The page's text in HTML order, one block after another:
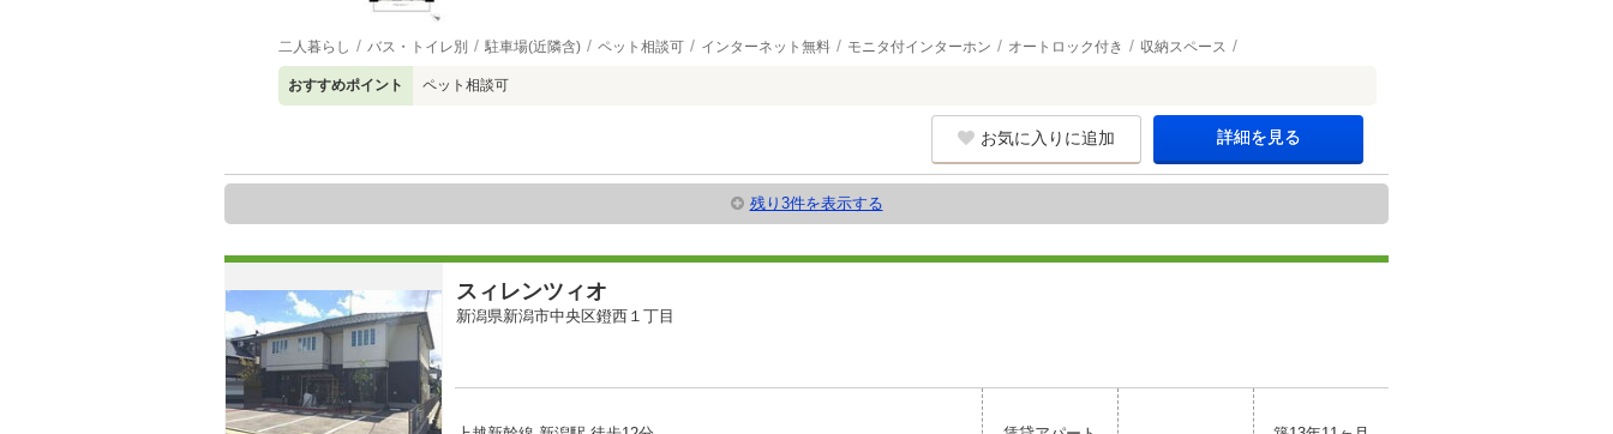
二人暮らし バス・トイレ別 駐車場(近隣含) ペット相談可 インターネット無料 モニタ付インターホン オートロック付き 収納スペース
おすすめポイント ペット相談可
お気に入りに追加 詳細を見る
残り3件を表示する
スィレンツィオ
新潟県新潟市中央区鐙西１丁目